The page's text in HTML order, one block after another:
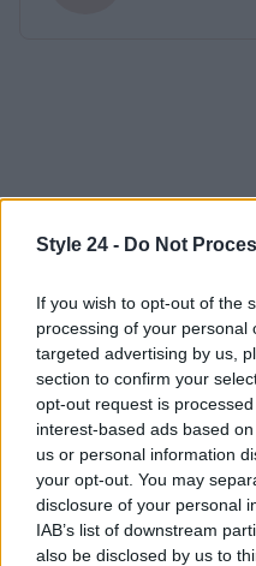
Style 24 - Do Not
If you wish to opt-out of the
processing of your personal
targeted advertising by us,
section to confirm your
opt-out request is
interest-based ads based
us or personal information
your opt-out. You may
disclosure of your personal
IAB’s list of downstream
also be disclosed by us to